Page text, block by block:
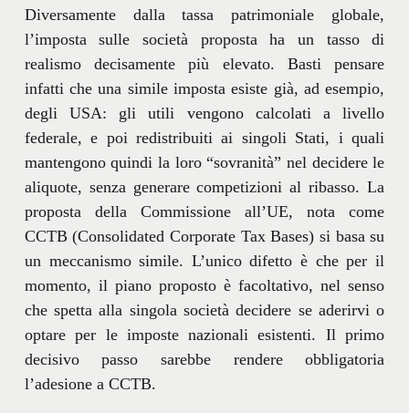
Diversamente dalla tassa patrimoniale globale,
l’imposta sulle società proposta ha un tasso di
realismo decisamente più elevato. Basti pensare
infatti che una simile imposta esiste già, ad esempio,
degli USA: gli utili vengono calcolati a livello
federale, e poi redistribuiti ai singoli Stati, i quali
mantengono quindi la loro “sovranità” nel decidere le
aliquote, senza generare competizioni al ribasso. La
proposta della Commissione all’UE, nota come
CCTB (Consolidated Corporate Tax Bases) si basa su
un meccanismo simile. L’unico difetto è che per il
momento, il piano proposto è facoltativo, nel senso
che spetta alla singola società decidere se aderirvi o
optare per le imposte nazionali esistenti. Il primo
decisivo passo sarebbe rendere obbligatoria
l’adesione a CCTB.